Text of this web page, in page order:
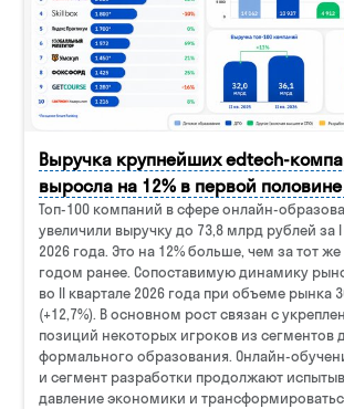
Рейтинг и премия быстрорастущих
Выручка крупнейших edtech-
выросла на 12% в первой
Топ-100 компаний в сфере онлайн-
увеличили выручку до 73,8 млрд рублей за
2026 года. Это на 12% больше, чем за тот
годом ранее. Сопоставимую динамику
во II квартале 2026 года при объеме рынка
(+12,7%). В основном рост связан с
позиций некоторых игроков из сегментов
формального образования. Онлайн-
и сегмент разработки продолжают
давление экономики и